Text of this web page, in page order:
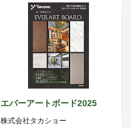
エバーアートボード2025
株式会社タカショー